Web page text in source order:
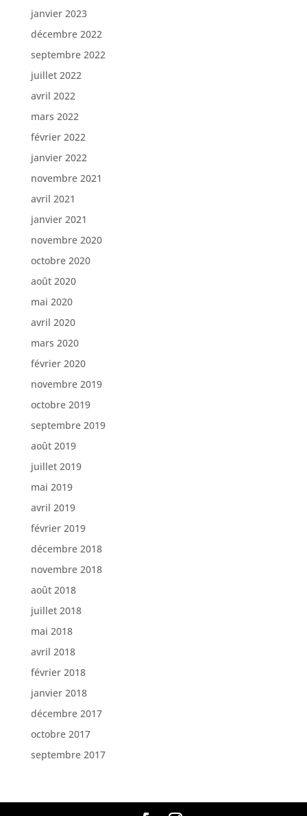
janvier 2023
décembre 2022
septembre 2022
juillet 2022
avril 2022
mars 2022
février 2022
janvier 2022
novembre 2021
avril 2021
janvier 2021
novembre 2020
octobre 2020
août 2020
mai 2020
avril 2020
mars 2020
février 2020
novembre 2019
octobre 2019
septembre 2019
août 2019
juillet 2019
mai 2019
avril 2019
février 2019
décembre 2018
novembre 2018
août 2018
juillet 2018
mai 2018
avril 2018
février 2018
janvier 2018
décembre 2017
octobre 2017
septembre 2017